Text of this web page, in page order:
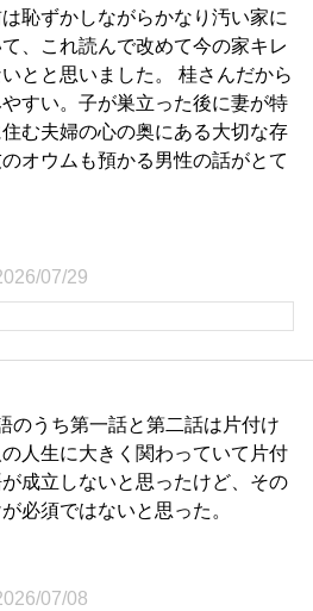
恥ずかしながらかなり汚い家に
、これ読んで改めて今の家キレ
とと思いました。 桂さんだから
すい。子が巣立った後に妻が特
む夫婦の心の奥にある大切な存
オウムも預かる男性の話がとて
07/29
うち第一話と第二話は片付け
人生に大きく関わっていて片付
成立しないと思ったけど、その
必須ではないと思った。
07/08